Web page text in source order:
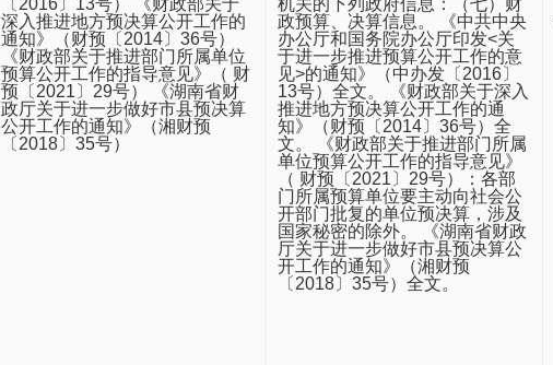
〔2016〕13号） 《财政部关于
深入推进地方预决算公开工作的
通知》（财预〔2014〕36号）
《财政部关于推进部门所属单位
预算公开工作的指导意见》（ 财
预〔2021〕29号） 《湖南省财
政厅关于进一步做好市县预决算
公开工作的通知》（湘财预
〔2018〕35号）
机关的下列政府信息：（七）财
政预算、决算信息。 《中共中央
办公厅和国务院办公厅印发<关
于进一步推进预算公开工作的意
见>的通知》（中办发〔2016〕
13号）全文。 《财政部关于深入
推进地方预决算公开工作的通
知》（财预〔2014〕36号）全
文。 《财政部关于推进部门所属
单位预算公开工作的指导意见》
（ 财预〔2021〕29号）：各部
门所属预算单位要主动向社会公
开部门批复的单位预决算，涉及
国家秘密的除外。 《湖南省财政
厅关于进一步做好市县预决算公
开工作的通知》（湘财预
〔2018〕35号）全文。